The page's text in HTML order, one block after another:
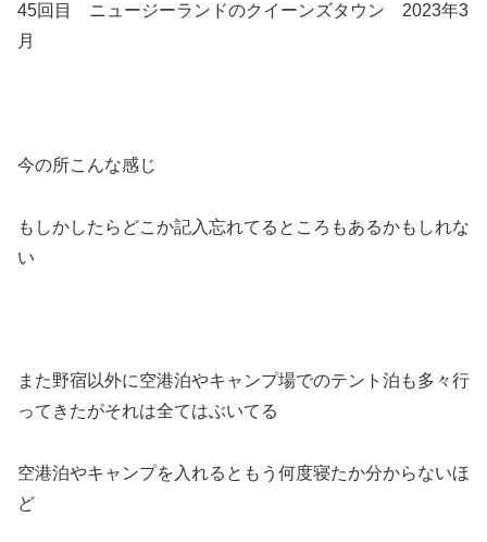
45回目 ニュージーランドのクイーンズタウン 2023年3
月
今の所こんな感じ
もしかしたらどこか記入忘れてるところもあるかもしれな
い
また野宿以外に空港泊やキャンプ場でのテント泊も多々行
ってきたがそれは全てはぶいてる
空港泊やキャンプを入れるともう何度寝たか分からないほ
ど